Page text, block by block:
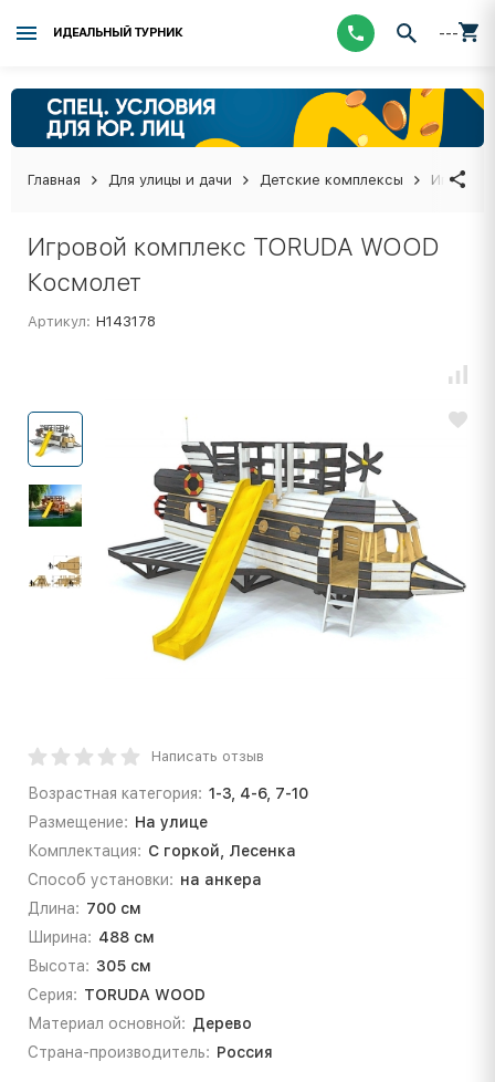
ИДЕАЛЬНЫЙ ТУРНИК ---
Главная Для улицы и дачи Детские комплексы Игровой
Игровой комплекс TORUDA WOOD
Космолет
Артикул: Н143178
Написать отзыв
Возрастная категория: 1-3, 4-6, 7-10
Размещение: На улице
Комплектация: С горкой, Лесенка
Способ установки: на анкера
Длина: 700 см
Ширина: 488 см
Высота: 305 см
Серия: TORUDA WOOD
Материал основной: Дерево
Страна-производитель: Россия